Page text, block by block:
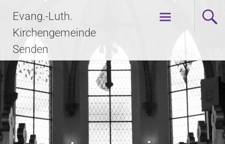
Evang.-Luth.
Kirchengemeinde
Senden